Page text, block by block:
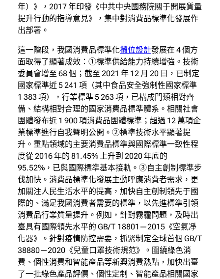
年）》，2017 年印發《中共中央國務院關于開展質量
提升行動的指導意見》，集中對消費品標準化發展作
出部署。
這一階段，我國消費品標準化攤位設計發展在 4 個方
面取得了顯著成效：①標準供給能力持續增強。技術
委員會增至 68 個；截至 2021 年 12 月 20 日，已制定
國家標準近 5 241 項（其中食品安全強制性國家標準
1 383 項），行業標準 5 263 項，已構成門類相對齊
備、結構相對合理的國家消費品標準體系。相關社會
團體發布近 1 900 項消費品團體標準；超過 12 萬項企
業標準進行自我聲明公開。②標準技術水平顯著提
升。重點領域的主要消費品標準與國際標準一致性程
度從 2016 年的 81.45% 上升到 2020 年底的
95.52%，已與國際標準基本接軌。③自主創制標準步
伐加快。消費品標準化發展主動呼應消費者需求，更
加關注人民生活水平的提高，加快自主創制領先于國
際的、滿足我國消費者需要的標準，以先進標準引領
消費品行業質量提升。例如，針對霧霾問題，及時出
臺具有國際領先水平的 GB/T 18801—2015《空氣凈
化器》。針對疫情防控需要，抓緊制定全球首個 GB/T
38880—2020《兒童口罩技術規范》。圍繞綠色消
費、個性消費和智能產品等新興消費熱點，加快出臺
了一批綠色產品評價、個性定制、智能產品相關國家